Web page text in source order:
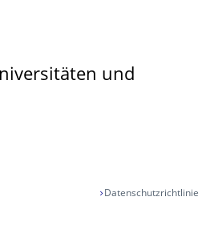
und
Datenschutzrichtlinie